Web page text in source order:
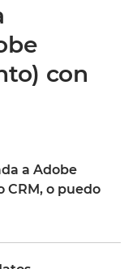
con
a Adobe
CRM, o puedo